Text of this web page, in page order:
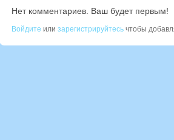
Нет комментариев. Ваш будет первым!
Войдите или зарегистрируйтесь чтобы